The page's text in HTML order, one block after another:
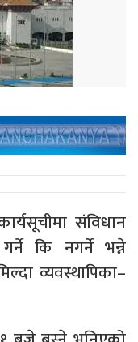
संविधान
कि नगर्ने भन्ने
व्यवस्थापिका–